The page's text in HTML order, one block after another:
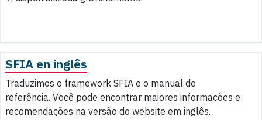
SFIA en inglês
Traduzimos o framework SFIA e o manual de
referência. Você pode encontrar maiores informações e
recomendações na versão do website em inglês.